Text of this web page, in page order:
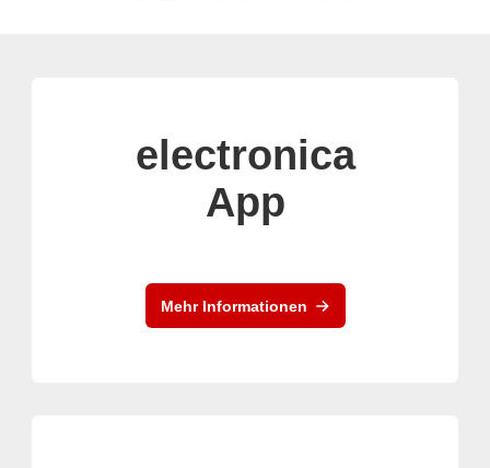
electronica
App
Mehr Informationen